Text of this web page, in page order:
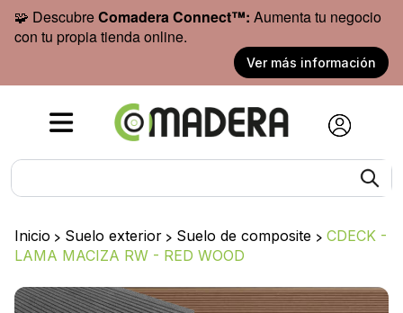
🧩 DescubreComadera Connect™: Aumenta tu negocio
con tu propia tienda online.
Ver más información
Inicio > Suelo exterior > Suelo de composite > CDECK -
LAMA MACIZA RW - RED WOOD